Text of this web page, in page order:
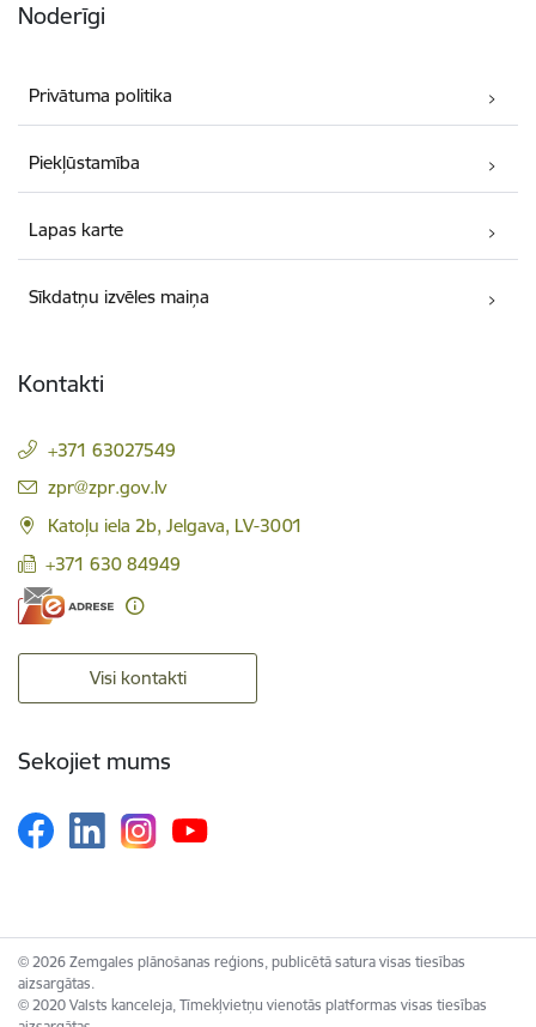
Noderīgi
Privātuma politika
Piekļūstamība
Lapas karte
Sīkdatņu izvēles maiņa
Kontakti
+371 63027549
E-pasts:
zpr@zpr.gov.lv
Katoļu iela 2b, Jelgava, LV-3001
+371 630 84949
Visi kontakti
Sekojiet mums
© 2026 Zemgales plānošanas reģions, publicētā satura visas tiesības
aizsargātas.
© 2020 Valsts kanceleja, Tīmekļvietņu vienotās platformas visas tiesības